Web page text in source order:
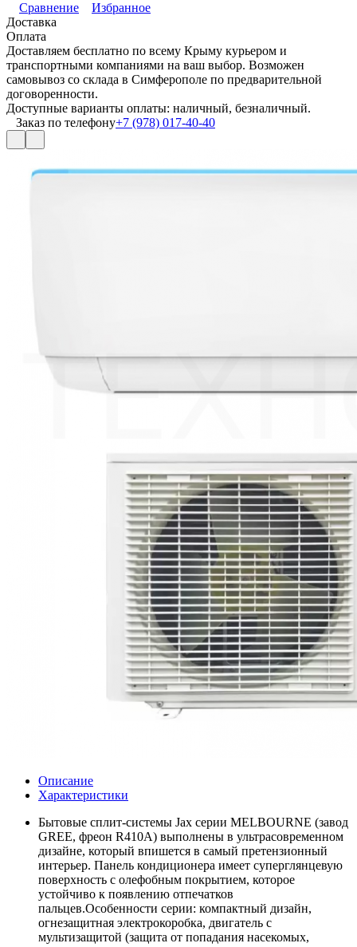
Сравнение
Избранное
Доставка
Оплата
Доставляем бесплатно по всему Крыму курьером и
транспортными компаниями на ваш выбор. Возможен
самовывоз со склада в Симферополе по предварительной
договоренности.
Доступные варианты оплаты: наличный, безналичный.
Заказ по телефону+7 (978) 017-40-40
Описание
Характеристики
Бытовые сплит-системы Jax серии MELBOURNE (завод
GREE, фреон R410A) выполнены в ультрасовременном
дизайне, который впишется в самый претензионный
интерьер. Панель кондиционера имеет суперглянцевую
поверхность с олефобным покрытием, которое
устойчиво к появлению отпечатков
пальцев.Особенности серии: компактный дизайн,
огнезащитная электрокоробка, двигатель с
мультизащитой (защита от попадания насекомых,